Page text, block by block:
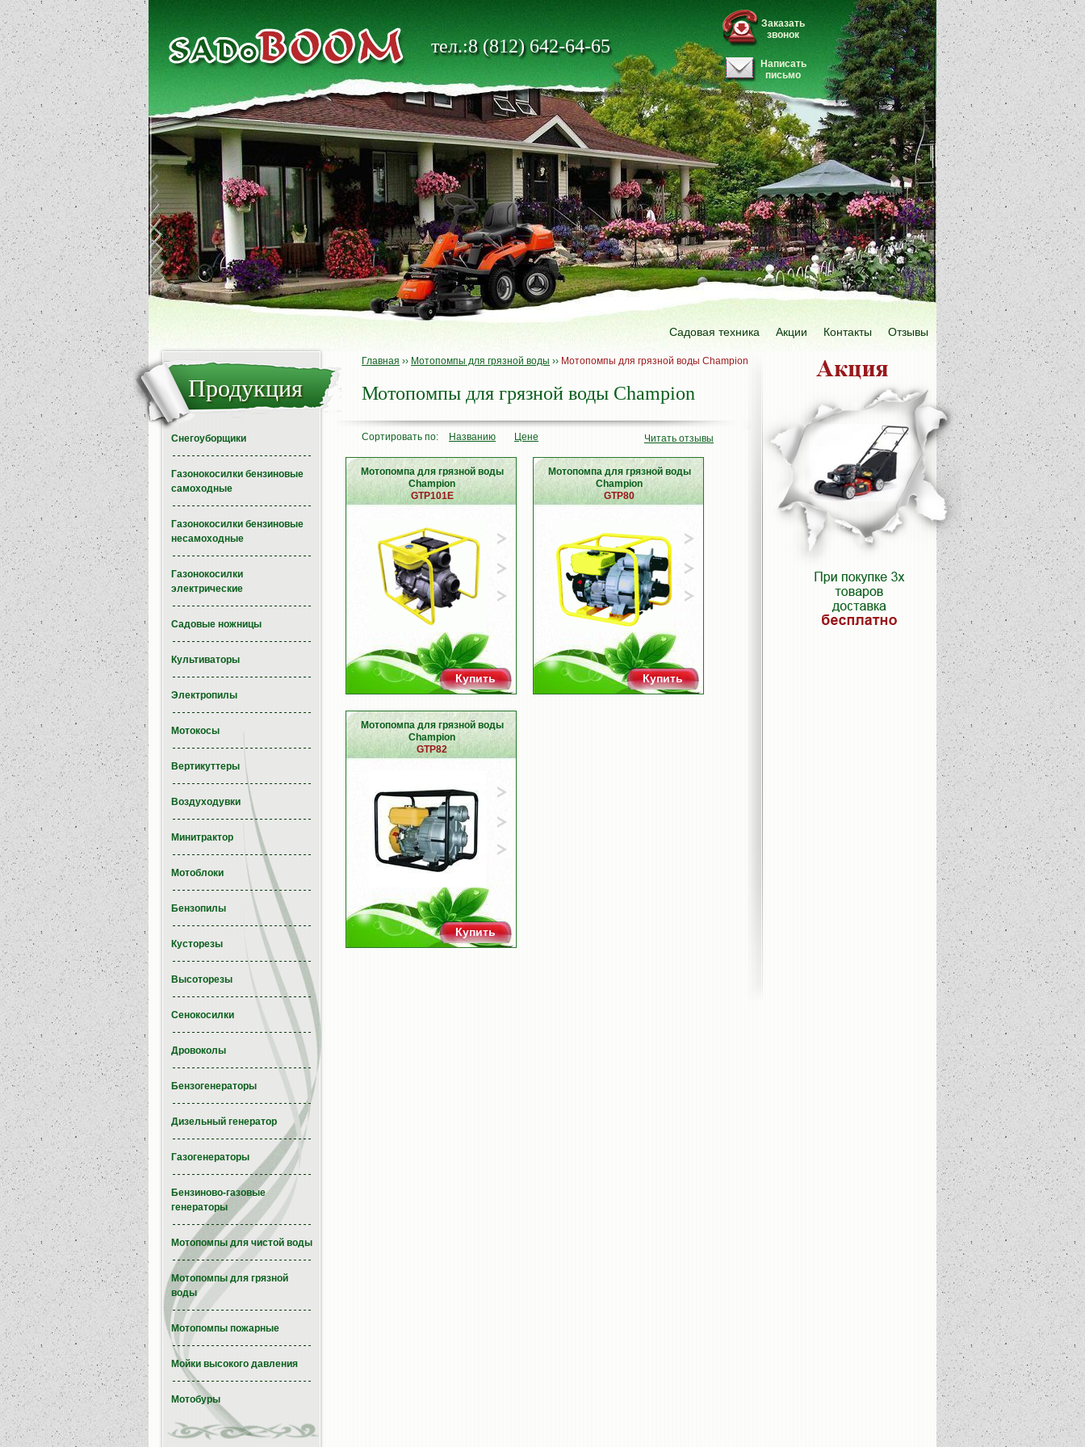
тел.:8 (812) 642-64-65
Заказать
звонок
Написать
письмо
Садовая техника Акции Контакты Отзывы
Главная ›› Мотопомпы для грязной воды ›› Мотопомпы для грязной воды Champion
Мотопомпы для грязной воды Champion
Сортировать по: Названию Цене Читать отзывы
Мотопомпа для грязной воды
Champion
GTP101E
Купить
Мотопомпа для грязной воды
Champion
GTP80
Купить
Мотопомпа для грязной воды
Champion
GTP82
Купить
Продукция
Снегоуборщики
Газонокосилки бензиновые
самоходные
Газонокосилки бензиновые
несамоходные
Газонокосилки
электрические
Садовые ножницы
Культиваторы
Электропилы
Мотокосы
Вертикуттеры
Воздуходувки
Минитрактор
Мотоблоки
Бензопилы
Кусторезы
Высоторезы
Сенокосилки
Дровоколы
Бензогенераторы
Дизельный генератор
Газогенераторы
Бензиново-газовые
генераторы
Мотопомпы для чистой воды
Мотопомпы для грязной
воды
Мотопомпы пожарные
Мойки высокого давления
Мотобуры